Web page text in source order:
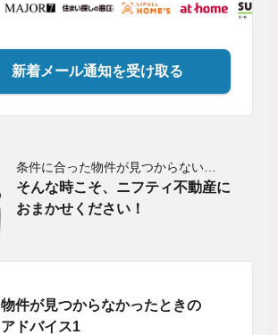
新着メール通知を受け取る
条件に合った物件が見つからない…
そんな時こそ、ニフティ不動産に
おまかせください！
物件が見つからなかったときの
アドバイス1